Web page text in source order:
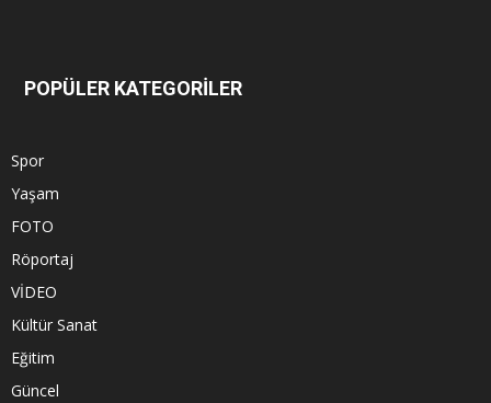
POPÜLER KATEGORİLER
Spor
Yaşam
FOTO
Röportaj
VİDEO
Kültür Sanat
Eğitim
Güncel